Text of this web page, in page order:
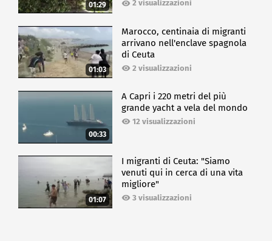
01:29 2 visualizzazioni
01:03
Marocco, centinaia di migranti
arrivano nell'enclave spagnola
di Ceuta
2 visualizzazioni
00:33
A Capri i 220 metri del più
grande yacht a vela del mondo
12 visualizzazioni
01:07
I migranti di Ceuta: "Siamo
venuti qui in cerca di una vita
migliore"
3 visualizzazioni